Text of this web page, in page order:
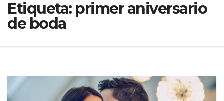
Etiqueta: primer aniversario
de boda